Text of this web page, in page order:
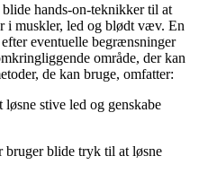
hands-on-teknikker til at
i muskler, led og blødt væv. En
eventuelle begrænsninger
område, der kan
de kan bruge, omfatter:
stive led og genskabe
bruger blide tryk til at løsne